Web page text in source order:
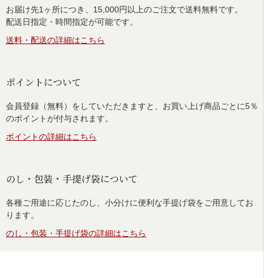
お届け先1ヶ所につき、15,000円以上のご注文で送料無料です。
配送日指定・時間指定が可能です。
送料・配送の詳細はこちら
ポイントについて
会員登録（無料）をしていただきますと、お買い上げ商品ごとに5％
のポイントが付与されます。
ポイントの詳細はこちら
のし・包装・手提げ袋について
各種ご用途に応じたのし、小分けに便利な手提げ袋をご用意してお
ります。
のし・包装・手提げ袋の詳細はこちら